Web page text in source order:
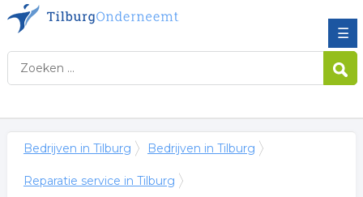
☰
Bedrijven in Tilburg Bedrijven in Tilburg
Reparatie service in Tilburg